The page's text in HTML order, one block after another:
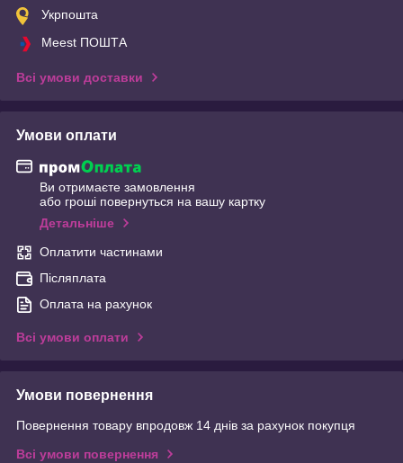
Укрпошта
Meest ПОШТА
Всі умови доставки
Умови оплати
Ви отримаєте замовлення
або гроші повернуться на вашу картку
Детальніше
Оплатити частинами
Післяплата
Оплата на рахунок
Всі умови оплати
Умови повернення
Повернення товару впродовж 14 днів за рахунок покупця
Всі умови повернення